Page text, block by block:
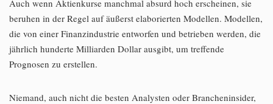
Auch wenn Aktienkurse manchmal absurd hoch erscheinen, sie
beruhen in der Regel auf äußerst elaborierten Modellen. Modellen,
die von einer Finanzindustrie entworfen und betrieben werden, die
jährlich hunderte Milliarden Dollar ausgibt, um treffende
Prognosen zu erstellen.
Niemand, auch nicht die besten Analysten oder Brancheninsider,